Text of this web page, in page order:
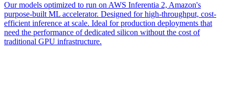
Our models optimized to run on AWS Inferentia 2, Amazon's
purpose-built ML accelerator. Designed for high-throughput, cost-
efficient inference at scale. Ideal for production deployments that
need the performance of dedicated silicon without the cost of
traditional GPU infrastructure.